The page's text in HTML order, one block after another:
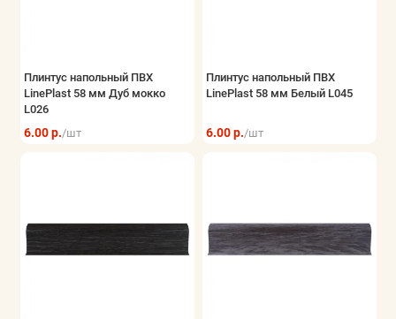
Плинтус напольный ПВХ
LinePlast 58 мм Дуб мокко
L026
6.00 р./шт
Плинтус напольный ПВХ
LinePlast 58 мм Белый L045
6.00 р./шт